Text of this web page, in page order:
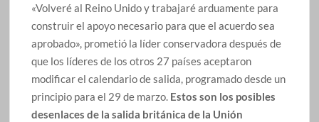
«Volveré al Reino Unido y trabajaré arduamente para
construir el apoyo necesario para que el acuerdo sea
aprobado», prometió la líder conservadora después de
que los líderes de los otros 27 países aceptaron
modificar el calendario de salida, programado desde un
principio para el 29 de marzo. Estos son los posibles
desenlaces de la salida británica de la Unión